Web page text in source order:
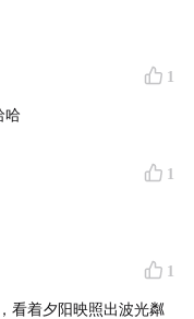
1
哈
1
1
看着夕阳映照出波光粼